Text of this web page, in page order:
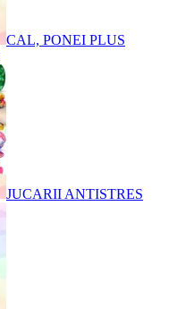
CAL, PONEI PLUS
JUCARII ANTISTRES